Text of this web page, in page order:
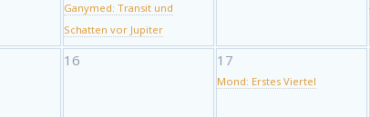
Ganymed: Transit und
Schatten vor Jupiter
16 17
Mond: Erstes Viertel